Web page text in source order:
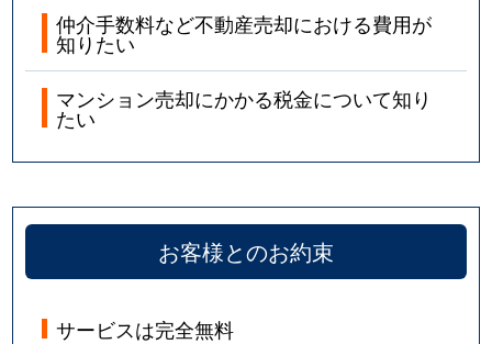
仲介手数料など不動産売却における費用が
知りたい
マンション売却にかかる税金について知り
たい
お客様とのお約束
サービスは完全無料